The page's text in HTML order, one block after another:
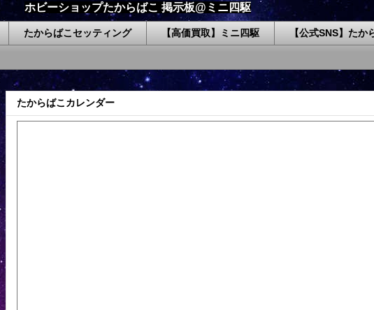
ホビーショップたからばこ 掲示板@ミニ四駆
たからばこセッティング 【高価買取】ミニ四駆 【公式SNS】たか
たからばこカレンダー